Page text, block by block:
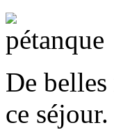
De
ce séjour.